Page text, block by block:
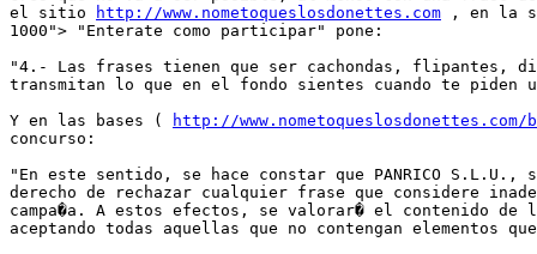
el sitio
http://www.nometoqueslosdonettes.com , en la
1000"> "Enterate como participar" pone:
"4.- Las frases tienen que ser cachondas, flipantes,
transmitan lo que en el fondo sientes cuando te piden
Y en las bases (
http://www.nometoqueslosdonettes.com/
concurso:
"En este sentido, se hace constar que PANRICO S.L.U.,
derecho de rechazar cualquier frase que considere
campa�a. A estos efectos, se valorar� el contenido de
aceptando todas aquellas que no contengan elementos